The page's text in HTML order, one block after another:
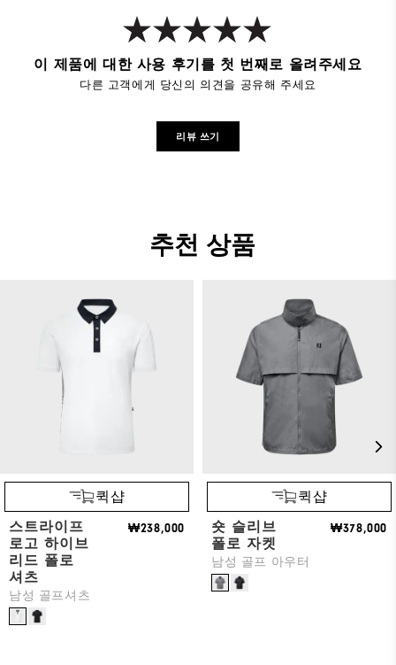
이 제품에 대한 사용 후기를 첫 번째로 올려주세요
다른 고객에게 당신의 의견을 공유해 주세요
리뷰 쓰기
추천 상품
퀵샵
스트라이프
로고 하이브
리드 폴로
셔츠
남성 골프셔츠
₩238,000
퀵샵
숏 슬리브
폴로 자켓
남성 골프 아우터
₩378,000